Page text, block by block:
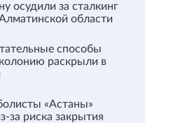
осудили за сталкинг
области
способы
раскрыли в
«Астаны»
за риска закрытия